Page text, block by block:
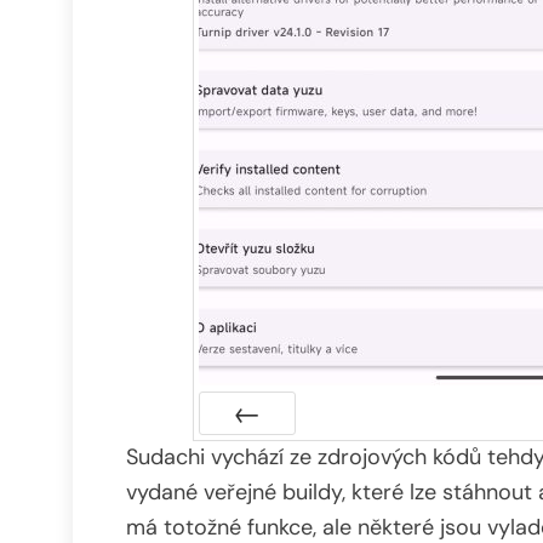
Předchozí
Sudachi vychází ze zdrojových kódů
vydané veřejné buildy, které lze stáhnout
má totožné funkce, ale některé jsou